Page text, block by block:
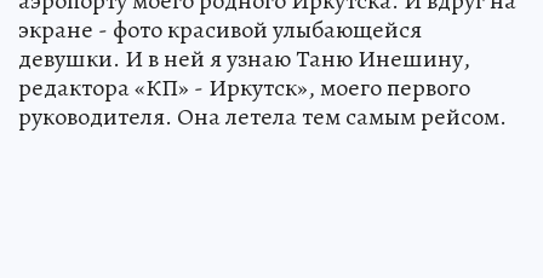
экране - фото красивой улыбающейся
девушки. И в ней я узнаю Таню Инешину,
редактора «КП» - Иркутск», моего первого
руководителя. Она летела тем самым рейсом.